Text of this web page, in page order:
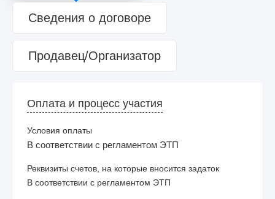
Сведения о договоре
Продавец/Организатор
Оплата и процесс участия
Условия оплаты
В соответствии с регламентом ЭТП
Реквизиты счетов, на которые вносится задаток
В соответствии с регламентом ЭТП